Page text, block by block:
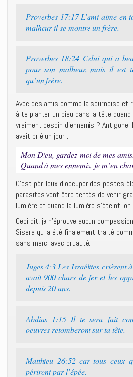
Proverbes 17:17 L’ami aime en
malheur il se montre un frère.
Proverbes 18:24 Celui qui a
pour son malheur, mais il est
qu’un frère.
Avec des amis comme la sournoise et
à te planter un pieu dans la tête
vraiment besoin d’ennemis ? Antigone
avait prié un jour :
Mon Dieu, gardez-moi de mes amis.
Quand à mes ennemis, je m’en
C’est périlleux d’occuper des postes
parasites vont être tentés de venir
lumière et quand la lumière s’éteint,
Ceci dit, je n’éprouve aucun
Sisera qui a été finalement traité
sans merci avec cruauté.
Juges 4:3 Les Israélites crièrent
avait 900 chars de fer et les
depuis 20 ans.
Abdias 1:15 Il te sera fait
oeuvres retomberont sur ta tête.
Matthieu 26:52 car tous ceux
périront par l’épée.